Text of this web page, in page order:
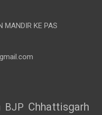
MANDIR KE PAS
BJP Chhattisgarh